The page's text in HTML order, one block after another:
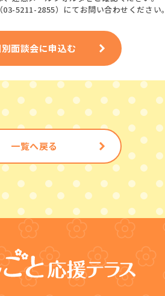
5211-2855）にてお問い合わせください。
面談会に申込む
一覧へ戻る